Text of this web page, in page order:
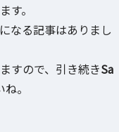
す。
なる記事はありまし
すので、引き続きSa
。